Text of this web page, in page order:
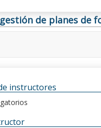
de planes de
instructores